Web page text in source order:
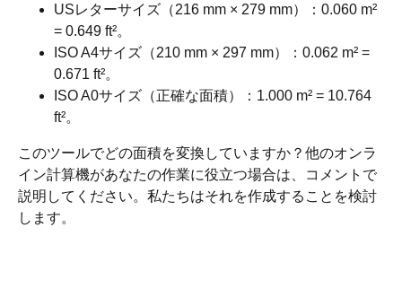
USレターサイズ（216 mm × 279 mm）：0.060 m²
= 0.649 ft²。
ISO A4サイズ（210 mm × 297 mm）：0.062 m² =
0.671 ft²。
ISO A0サイズ（正確な面積）：1.000 m² = 10.764
ft²。
このツールでどの面積を変換していますか？他のオンラ
イン計算機があなたの作業に役立つ場合は、コメントで
説明してください。私たちはそれを作成することを検討
します。